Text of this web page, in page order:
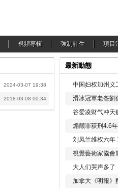
視頻專輯 強制計生 項目
2024-03-07 19:38
2018-03-08 00:34
最新動態
中国妇权加州义
滑冰冠軍老爸劉
谷爱凌财气冲天
煽颠罪获刑4.6
刘凤兰维权六年
視覺藝術家協會
大人们哭声多了
加拿大《明報》